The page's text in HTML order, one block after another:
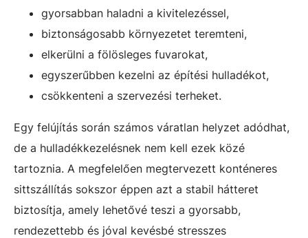
gyorsabban haladni a kivitelezéssel,
biztonságosabb környezetet teremteni,
elkerülni a fölösleges fuvarokat,
egyszerűbben kezelni az építési hulladékot,
csökkenteni a szervezési terheket.
Egy felújítás során számos váratlan helyzet adódhat,
de a hulladékkezelésnek nem kell ezek közé
tartoznia. A megfelelően megtervezett konténeres
sittszállítás sokszor éppen azt a stabil hátteret
biztosítja, amely lehetővé teszi a gyorsabb,
rendezettebb és jóval kevésbé stresszes